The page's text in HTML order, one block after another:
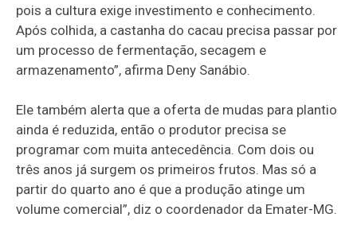
pois a cultura exige investimento e conhecimento.
Após colhida, a castanha do cacau precisa passar por
um processo de fermentação, secagem e
armazenamento”, afirma Deny Sanábio.
Ele também alerta que a oferta de mudas para plantio
ainda é reduzida, então o produtor precisa se
programar com muita antecedência. Com dois ou
três anos já surgem os primeiros frutos. Mas só a
partir do quarto ano é que a produção atinge um
volume comercial”, diz o coordenador da Emater-MG.